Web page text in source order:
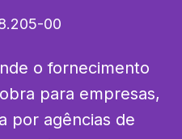
00
o fornecimento
para empresas,
por agências de